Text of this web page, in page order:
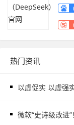
热门资讯
以虚促实 以虚强
微软“史诗级改进